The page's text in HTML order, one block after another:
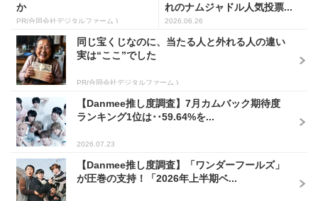
か
PR(合同会社デジタルファーム )
れのナムジャドル人気投票...
2026.06.26
同じ宝くじなのに、当たる人と外れる人の違い
実は“ここ”でした
PR(合同会社デジタルファーム )
【Danmee推し度調査】7月カムバック期待度
ランキング1位は･･59.64%を...
2026.07.23
【Danmee推し度調査】「ワンダーフールズ」
が圧巻の支持！「2026年上半期ベ...